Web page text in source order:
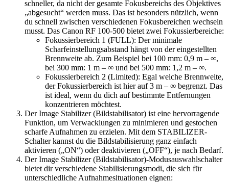
schneller, da nicht der gesamte Fokusbereichs des Objektives
„abgesucht“ werden muss. Das ist besonders nützlich, wenn
du schnell zwischen verschiedenen Fokusbereichen wechseln
musst. Das Canon RF 100-500 bietet zwei Fokussierbereiche:
Fokussierbereich 1 (FULL): Der minimale
Scharfeinstellungsabstand hängt von der eingestellten
Brennweite ab. Zum Beispiel bei 100 mm: 0,9 m – ∞,
bei 300 mm: 1 m – ∞ und bei 500 mm: 1,2 m – ∞.
Fokussierbereich 2 (Limited): Egal welche Brennweite,
der Fokussierbereich ist hier auf 3 m – ∞ begrenzt. Das
ist ideal, wenn du dich auf bestimmte Entfernungen
konzentrieren möchtest.
Der Image Stabilizer (Bildstabilisator) ist eine hervorragende
Funktion, um Verwacklungen zu minimieren und gestochen
scharfe Aufnahmen zu erzielen. Mit dem STABILIZER-
Schalter kannst du die Bildstabilisierung ganz einfach
aktivieren („ON“) oder deaktivieren („OFF“), je nach Bedarf.
Der Image Stabilizer (Bildstabilisator)-Modusauswahlschalter
bietet dir verschiedene Stabilisierungsmodi, die sich für
unterschiedliche Aufnahmesituationen eignen: